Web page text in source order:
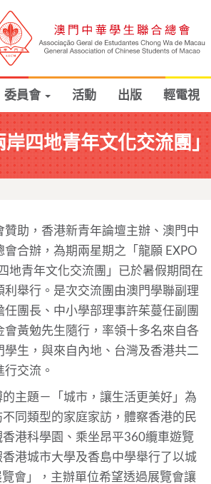
委員會 活動 出版 輕電視
四地青年文化交流團」
贊助，香港新青年論壇主辦、澳門中
會合辦，為期兩星期之「龍願 EXPO
地青年文化交流團」已於暑假期間在
利舉行。是次交流團由澳門學聯副理
任團長、中小學部理事許茱蔓任副團
會黃勉先生隨行，率領十多名來自各
學生，與來自內地、台灣及香港共二
行交流。
主題－「城市，讓生活更美好」為
同類型的家庭家訪，體察香港的民
港科學園、乘坐昂平360纜車遊覽
港城市大學及香島中學舉行了以城
會」，主辦單位希望透過展覽會讓